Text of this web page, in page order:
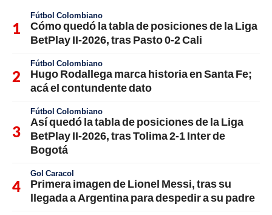
Fútbol Colombiano
Cómo quedó la tabla de posiciones de la Liga
BetPlay II-2026, tras Pasto 0-2 Cali
Fútbol Colombiano
Hugo Rodallega marca historia en Santa Fe;
acá el contundente dato
Fútbol Colombiano
Así quedó la tabla de posiciones de la Liga
BetPlay II-2026, tras Tolima 2-1 Inter de
Bogotá
Gol Caracol
Primera imagen de Lionel Messi, tras su
llegada a Argentina para despedir a su padre